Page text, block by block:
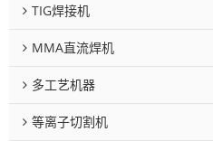
TIG焊接机
MMA直流焊机
多工艺机器
等离子切割机